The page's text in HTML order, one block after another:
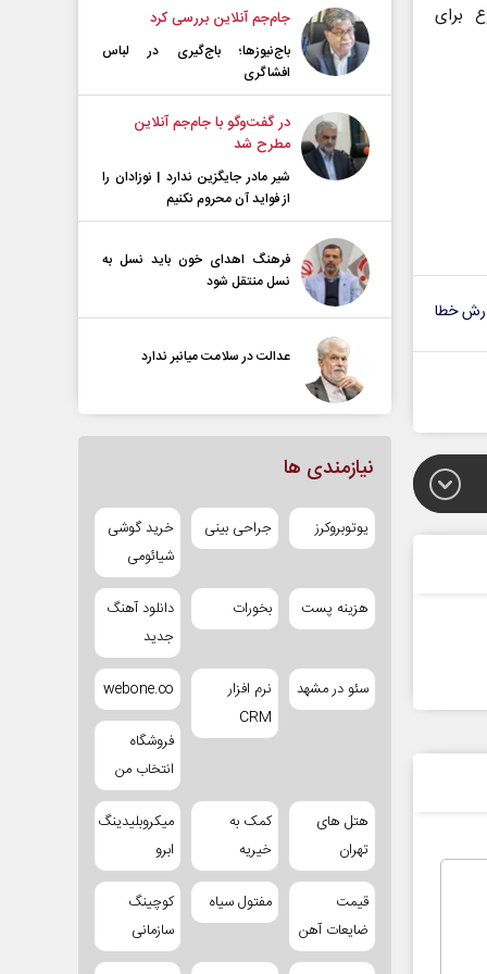
برای
خطا
جام‌جم آنلاین بررسی کرد
باج‌نیوزها؛ باج‌گیری در لباس
افشاگری
در گفت‌و‌گو با جام‌جم آنلاین
مطرح شد
شیر مادر جایگزین ندارد | نوزادان را
از فواید آن محروم نکنیم
فرهنگ اهدای خون باید نسل به
نسل منتقل شود
عدالت در سلامت میانبر ندارد
نیازمندی ها
یوتوبروکرز جراحی بینی
خرید گوشی
شیائومی
هزینه پست بخورات
دانلود آهنگ
جدید
سئو در مشهد
نرم افزار
CRM
webone.co
فروشگاه
انتخاب من
هتل های
تهران
کمک به
خیریه
میکروبلیدینگ
ابرو
قیمت
ضایعات آهن
مفتول سیاه
کوچینگ
سازمانی